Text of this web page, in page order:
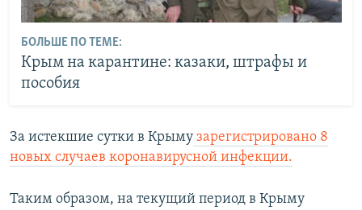
БОЛЬШЕ ПО ТЕМЕ:
Крым на карантине: казаки, штрафы и
пособия
За истекшие сутки в Крыму зарегистрировано 8
новых случаев коронавирусной инфекции.
Таким образом, на текущий период в Крыму